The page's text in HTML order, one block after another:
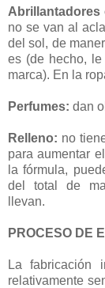
Abrillantadores
no se van al
del sol, de
es (de hecho,
marca). En la
Perfumes: dan
Relleno: no
para aumentar
la fórmula,
del total de
llevan.
PROCESO DE
La fabricación
relativamente